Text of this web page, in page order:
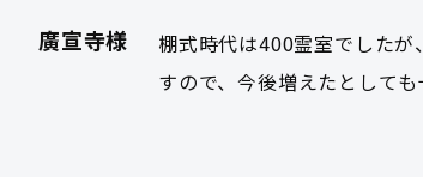
廣宣寺様
棚式時代は400霊室でした
すので、今後増えたとしても